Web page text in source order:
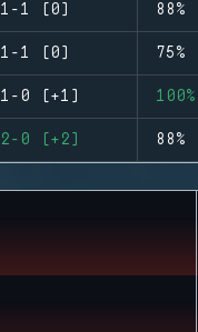
1-1 (0) 88%
1-1 (0) 75%
1-0 (+1) 100%
2-0 (+2) 88%